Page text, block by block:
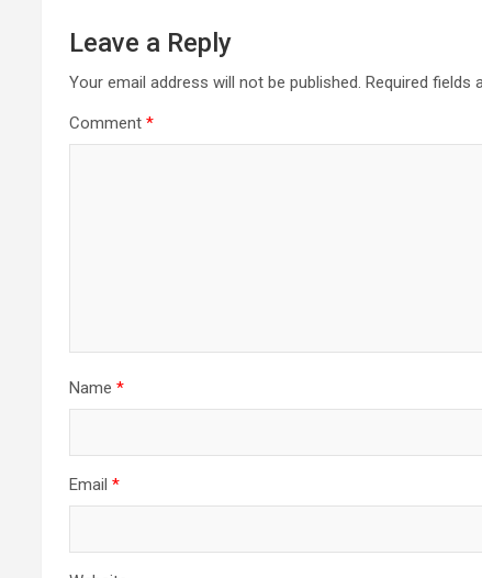
Leave a Reply
Your email address will not be published. Required fields
Comment*
Name*
Email*